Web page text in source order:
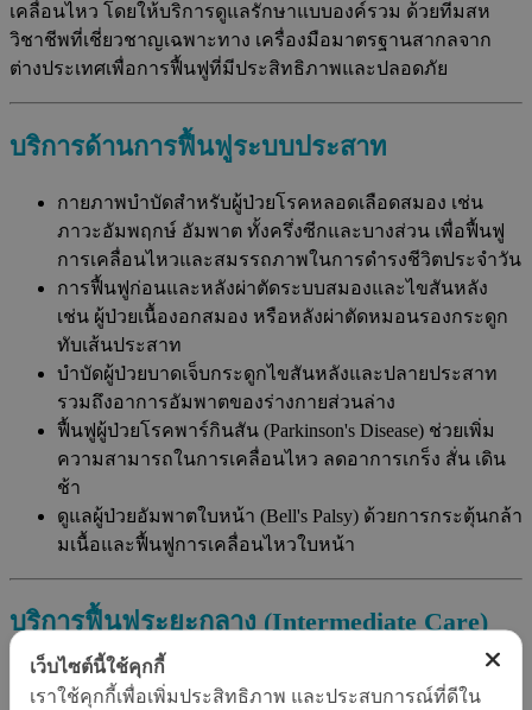
เคลื่อนไหว โดยให้บริการดูแลรักษาแบบองค์รวม ด้วยทีมสห
วิชาชีพที่เชี่ยวชาญเฉพาะทาง เครื่องมือมาตรฐานสากลจาก
ต่างประเทศเพื่อการฟื้นฟูที่มีประสิทธิภาพและปลอดภัย
บริการด้านการฟื้นฟูระบบประสาท
กายภาพบำบัดสำหรับผู้ป่วยโรคหลอดเลือดสมอง เช่น
ภาวะอัมพฤกษ์ อัมพาต ทั้งครึ่งซีกและบางส่วน เพื่อฟื้นฟู
การเคลื่อนไหวและสมรรถภาพในการดำรงชีวิตประจำวัน
การฟื้นฟูก่อนและหลังผ่าตัดระบบสมองและไขสันหลัง
เช่น ผู้ป่วยเนื้องอกสมอง หรือหลังผ่าตัดหมอนรองกระดูก
ทับเส้นประสาท
บำบัดผู้ป่วยบาดเจ็บกระดูกไขสันหลังและปลายประสาท
รวมถึงอาการอัมพาตของร่างกายส่วนล่าง
ฟื้นฟูผู้ป่วยโรคพาร์กินสัน (Parkinson's Disease) ช่วยเพิ่ม
ความสามารถในการเคลื่อนไหว ลดอาการเกร็ง สั่น เดิน
ช้า
ดูแลผู้ป่วยอัมพาตใบหน้า (Bell's Palsy) ด้วยการกระตุ้นกล้า
มเนื้อและฟื้นฟูการเคลื่อนไหวใบหน้า
บริการฟื้นฟูระยะกลาง (Intermediate Care)
ให้บริการฟื้นฟูผู้ป่วยที่พ้นจากภาวะวิกฤติแล้วแต่ยังมีความ
เว็บไซต์นี้ใช้คุกกี้
เราใช้คุกกี้เพื่อเพิ่มประสิทธิภาพ และประสบการณ์ที่ดีใน